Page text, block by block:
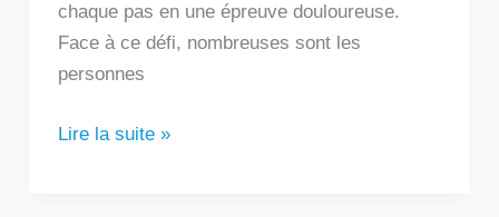
chaque pas en une épreuve douloureuse.
Face à ce défi, nombreuses sont les
personnes
Lire la suite »